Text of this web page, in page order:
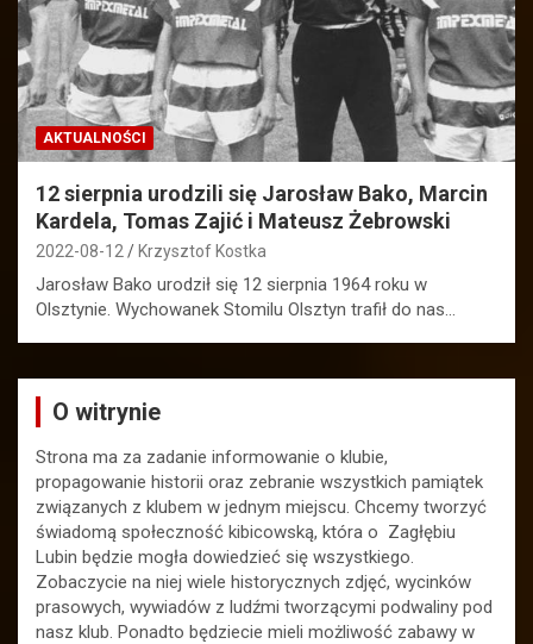
AKTUALNOŚCI
12 sierpnia urodzili się Jarosław Bako, Marcin
Kardela, Tomas Zajić i Mateusz Żebrowski
2022-08-12 Krzysztof Kostka
Jarosław Bako urodził się 12 sierpnia 1964 roku w
Olsztynie. Wychowanek Stomilu Olsztyn trafił do nas…
O witrynie
Strona ma za zadanie informowanie o klubie,
propagowanie historii oraz zebranie wszystkich pamiątek
związanych z klubem w jednym miejscu. Chcemy tworzyć
świadomą społeczność kibicowską, która o Zagłębiu
Lubin będzie mogła dowiedzieć się wszystkiego.
Zobaczycie na niej wiele historycznych zdjęć, wycinków
prasowych, wywiadów z ludźmi tworzącymi podwaliny pod
nasz klub. Ponadto będziecie mieli możliwość zabawy w